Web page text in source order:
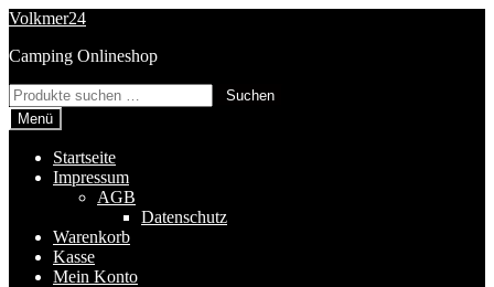
Zur
springen
Zum
springen
Volkmer24
Camping Onlineshop
Suchen
nach:
Suchen
Menü
Startseite
Impressum
AGB
Datenschutz
Warenkorb
Kasse
Mein Konto